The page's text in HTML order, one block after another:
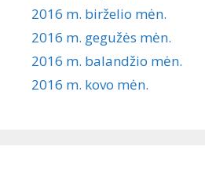
2016 m. birželio mėn.
2016 m. gegužės mėn.
2016 m. balandžio mėn.
2016 m. kovo mėn.